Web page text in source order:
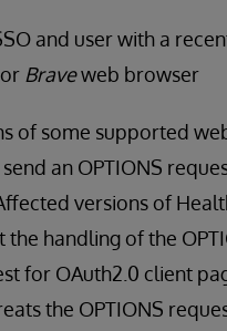
and user with a
Braveweb browser
of some supported
an OPTIONS
versions of
handling of the
for OAuth2.0 client
the OPTIONS